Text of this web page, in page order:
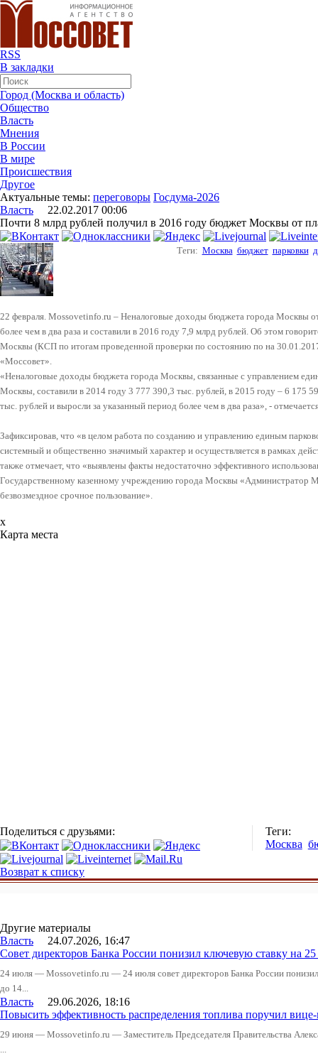
RSS
В закладки
Город (Москва и область)
Общество
Власть
Мнения
В России
В мире
Происшествия
Другое
Актуальные темы: переговоры Госдума-2026
Власть 22.02.2017 00:06
Почти 8 млрд рублей получил в 2016 году бюджет Москвы от
Теги: Москва бюджет парковки
22 февраля. Mossovetinfo.ru – Неналоговые доходы бюджета города Москвы
более чем в два раза и составили в 2016 году 7,9 млрд рублей. Об этом
Москвы (КСП по итогам проведенной проверки по состоянию по на
«Моссовет».
«Неналоговые доходы бюджета города Москвы, связанные с управлением
Москвы, составили в 2014 году 3 777 390,3 тыс. рублей, в 2015 году – 6 175
тыс. рублей и выросли за указанный период более чем в два раза», -
Зафиксировав, что «в целом работа по созданию и управлению единым
системный и общественно значимый характер и осуществляется в рамках
также отмечает, что «выявлены факты недостаточно эффективного
Государственному казенному учреждению города Москвы «Администратор
безвозмездное срочное пользование».
x
Карта места
Поделиться с друзьями:
Теги:
Москва
Возврат к списку
Другие материалы
Власть 24.07.2026, 16:47
Совет директоров Банка России понизил ключевую ставку на
24 июля — Mossovetinfo.ru — 24 июля совет директоров Банка России
до 14...
Власть 29.06.2026, 18:16
Повысить эффективность распределения топлива поручил
29 июня — Mossovetinfo.ru — Заместитель Председателя Правительства
...